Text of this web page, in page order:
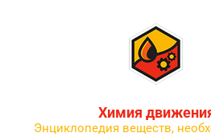
Химия
Энциклопедия веществ,